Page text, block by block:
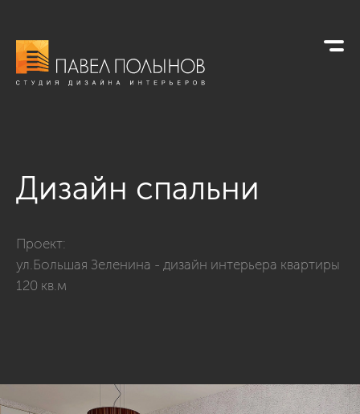
Дизайн спальни
Проект:
ул.Большая Зеленина - дизайн интерьера квартиры
120 кв.м